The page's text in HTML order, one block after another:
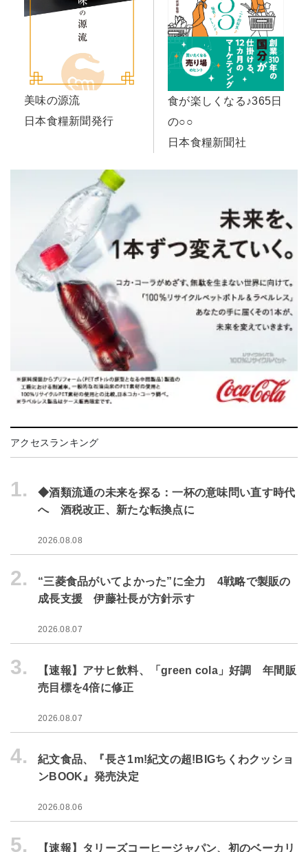
美味の源流
日本食糧新聞発行
食が楽しくなる♪365日
の○○
日本食糧新聞社
アクセスランキング
1.
◆酒類流通の未来を探る：一杯の意味問い直す時代
へ 酒税改正、新たな転換点に
2026.08.08
2.
“三菱食品がいてよかった”に全力 4戦略で製販の
成長支援 伊藤社長が方針示す
2026.08.07
3.
【速報】アサヒ飲料、「green cola」好調 年間販
売目標を4倍に修正
2026.08.07
4.
紀文食品、『長さ1m!紀文の超!BIGちくわクッショ
ンBOOK』発売決定
2026.08.06
5. 【速報】タリーズコーヒージャパン、初のベーカリ